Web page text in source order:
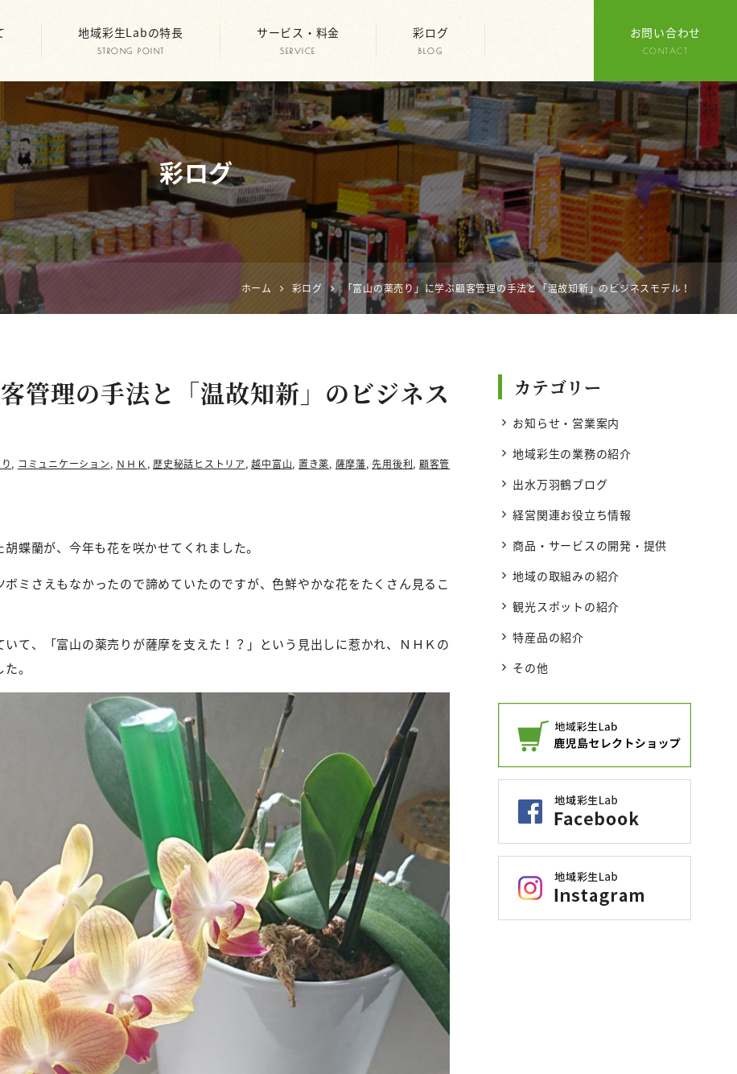
地域彩生Labの特長
STRONG POINT
サービス・料金
SERVICE
彩ログ
BLOG
お問い合わせ
CONTACT
彩ログ
ホーム 彩ログ 「富山の薬売り」に学ぶ顧客管理の手法と「温故知新」のビジネスモデル！
管理の手法と「温故知新」のビジネス
, コミュニケーション, ＮＨＫ ,歴史秘話ヒストリア,越中富山, 置き薬, 薩摩藩,先用後利, 顧客管
蝶蘭が、今年も花を咲かせてくれました。
ミさえもなかったので諦めていたのですが、色鮮やかな花をたくさん見るこ
て、「富山の薬売りが薩摩を支えた！？」という見出しに惹かれ、ＮＨＫの
。
カテゴリー
お知らせ・営業案内
地域彩生の業務の紹介
出水万羽鶴ブログ
経営関連お役立ち情報
商品・サービスの開発・提供
地域の取組みの紹介
観光スポットの紹介
特産品の紹介
その他